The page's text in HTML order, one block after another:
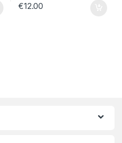
€12.00